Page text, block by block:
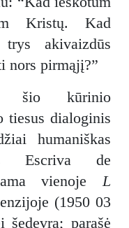
Kristų. Kad
akivaizdūs
nors pirmąjį?”
šio kūrinio
tiesus dialoginis
humaniškas
Escriva de
vienoje L
(1950 03
šedevrą; parašė